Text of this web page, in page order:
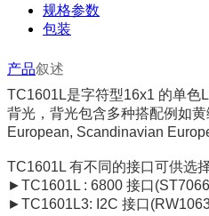
规格参数
包装
产品叙述
TC1601L是字符型16x1 的单色
背光，背光包含多种搭配例如
European, Scandinavian
TC1601L 有不同的接口可供选
►TC1601L : 6800 接口
►TC1601L3: I2C 接口